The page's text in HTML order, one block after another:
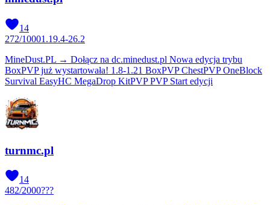
14
272/10001.19.4-26.2
MineDust.PL → Dołącz na dc.minedust.pl Nowa edycja trybu
BoxPVP już wystartowała! 1.8-1.21 BoxPVP ChestPVP OneBlock
Survival EasyHC MegaDrop KitPVP PVP Start edycji
turnmc.pl
14
482/2000???